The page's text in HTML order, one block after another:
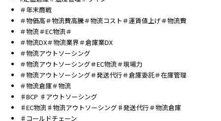
＃年末商戦
＃物価高＃物流費高騰＃物流コスト＃運賃値上げ＃物流費
＃物流＃EC物流＃
＃物流DX＃物流業界＃倉庫業DX
＃物流アウトソーシング
＃物流アウトソーシング＃EC物流＃現場力
＃物流アウトソーシング＃発送代行＃倉庫委託＃在庫管理
＃物流倉庫＃物流
♯BCP ♯アウトソーシング
♯EC物流♯物流アウトソーシング♯発送代行＃物流倉庫
♯コールドチェーン